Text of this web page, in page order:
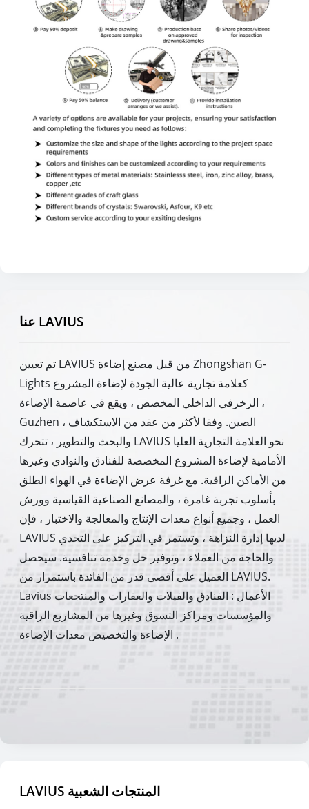
عنا LAVIUS
تم تعيين LAVIUS من قبل مصنع إضاءة Zhongshan G-
Lights كعلامة تجارية عالية الجودة لإضاءة المشروع
الزخرفي الداخلي المخصص ، ويقع في عاصمة الإضاءة ،
Guzhen ، الصين. وفقا لأكثر من عقد من الاستكشاف
والبحث والتطوير ، تتحرك LAVIUS نحو العلامة التجارية العليا
الأمامية لإضاءة المشروع المخصصة للفنادق والنوادي وغيرها
من الأماكن الراقية. مع غرفة عرض الإضاءة في الهواء الطلق
بأسلوب تجربة غامرة ، والمصانع الصناعية القياسية وورش
العمل ، وجميع أنواع معدات الإنتاج والمعالجة والاختبار ، فإن
LAVIUS لديها إدارة النزاهة ، وتستمر في التركيز على التحدي
والحاجة من العملاء ، وتوفير حل وخدمة تنافسية. سيحصل
العميل على أقصى قدر من الفائدة باستمرار من LAVIUS.
Lavius الأعمال : الفنادق والفيلات والعقارات والمنتجعات
والمؤسسات ومراكز التسوق وغيرها من المشاريع الراقية
الإضاءة والتخصيص معدات الإضاءة .
LAVIUS المنتجات الشعبية